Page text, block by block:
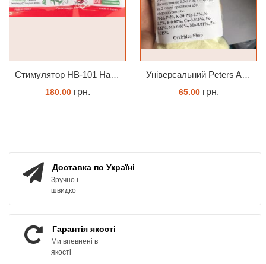
Стимулятор HB-101 Натуральний віталайзер 6 мл
180.00грн.
Універсальний Peters Allrounder 20-20-20+ТЕ
65.00грн.
Доставка по Україні
Зручно і
швидко
Гарантія якості
Ми впевнені в
якості